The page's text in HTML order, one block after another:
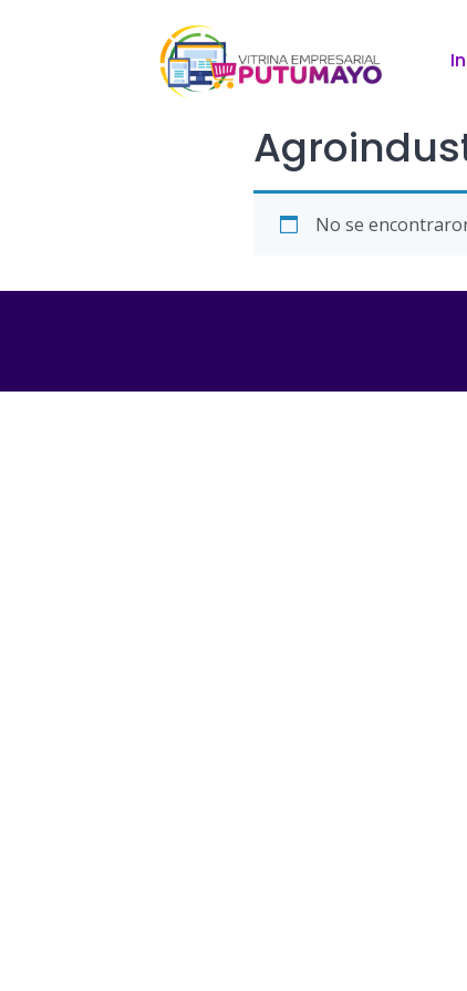
No se